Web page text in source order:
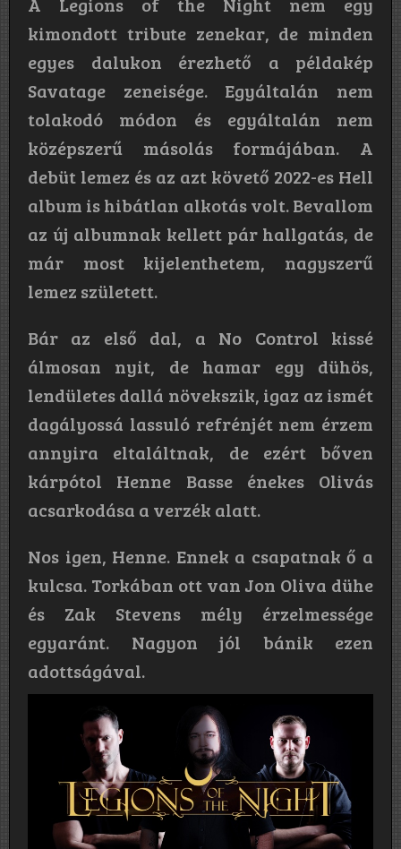
kimondott tribute zenekar, de minden
egyes dalukon érezhető a példakép
Savatage zeneisége. Egyáltalán nem
tolakodó módon és egyáltalán nem
középszerű másolás formájában. A
debüt lemez és az azt követő 2022-es Hell
album is hibátlan alkotás volt. Bevallom
az új albumnak kellett pár hallgatás, de
már most kijelenthetem, nagyszerű
lemez született.
Bár az első dal, a No Control kissé
álmosan nyit, de hamar egy dühös,
lendületes dallá növekszik, igaz az ismét
dagályossá lassuló refrénjét nem érzem
annyira eltaláltnak, de ezért bőven
kárpótol Henne Basse énekes Olivás
acsarkodása a verzék alatt.
Nos igen, Henne. Ennek a csapatnak ő a
kulcsa. Torkában ott van Jon Oliva dühe
és Zak Stevens mély érzelmessége
egyaránt. Nagyon jól bánik ezen
adottságával.